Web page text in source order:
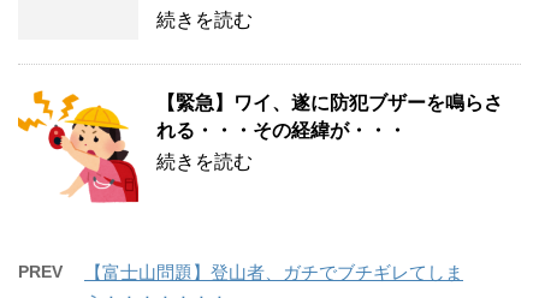
続きを読む
【緊急】ワイ、遂に防犯ブザーを鳴らさ
れる・・・その経緯が・・・
続きを読む
PREV
【富士山問題】登山者、ガチでブチギレてしま